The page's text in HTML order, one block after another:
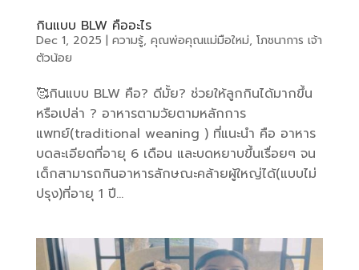
กินแบบ BLW คืออะไร
Dec 1, 2025 | ความรู้, คุณพ่อคุณแม่มือใหม่, โภชนาการ เจ้า
ตัวน้อย
🥰กินแบบ BLW คือ? ดีมั้ย? ช่วยให้ลูกกินได้มากขึ้น
หรือเปล่า ? อาหารตามวัยตามหลักการ
แพทย์(traditional weaning ) ที่แนะนำ คือ อาหาร
บดละเอียดที่อายุ 6 เดือน และบดหยาบขึ้นเรื่อยๆ จน
เด็กสามารถกินอาหารลักษณะคล้ายผู้ใหญ่ได้(แบบไม่
ปรุง)ที่อายุ 1 ปี...